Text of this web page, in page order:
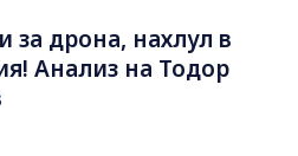
за дрона, нахлул в
Анализ на Тодор